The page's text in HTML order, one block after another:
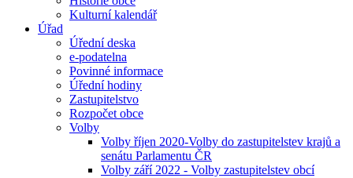
Kulturní kalendář
Úřad
Úřední deska
e-podatelna
Povinné informace
Úřední hodiny
Zastupitelstvo
Rozpočet obce
Volby
Volby říjen 2020-Volby do zastupitelstev krajů a
senátu Parlamentu ČR
Volby září 2022 - Volby zastupitelstev obcí